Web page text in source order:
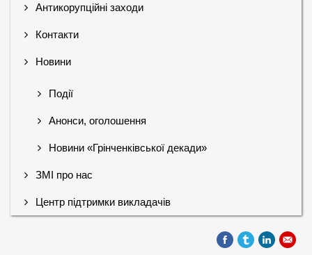
Антикорупційні заходи
Контакти
Новини
Події
Анонси, оголошення
Новини «Грінченківської декади»
ЗМІ про нас
Центр підтримки викладачів